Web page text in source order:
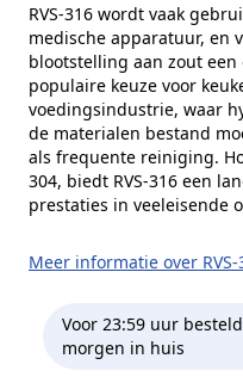
RVS-316 wordt vaak
medische apparatuur, en
blootstelling aan zout
populaire keuze voor
voedingsindustrie, waar
de materialen bestand
als frequente reiniging.
304, biedt RVS-316 een
prestaties in veeleisende
Meer informatie over RVS-
Voor 23:59 uur
morgen in huis